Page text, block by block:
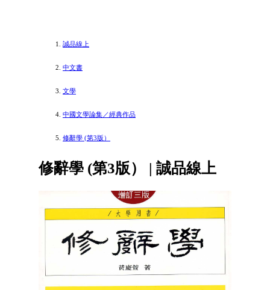
誠品線上
中文書
文學
中國文學論集／經典作品
修辭學 (第3版）
修辭學 (第3版） | 誠品線上